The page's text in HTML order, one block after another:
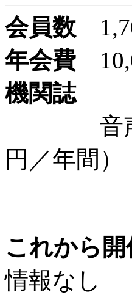
会員数
年会費
機関誌
音声言
円／年間）
これから
情報なし